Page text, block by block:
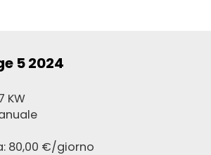
5 2024
KW
80,00 €/giorno